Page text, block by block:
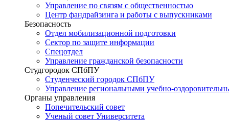
Управление по связям с общественностью
Центр фандрайзинга и работы с выпускниками
Безопасность
Отдел мобилизационной подготовки
Сектор по защите информации
Спецотдел
Управление гражданской безопасности
Студгородок СПбПУ
Студенческий городок СПбПУ
Управление региональными учебно-
Органы управления
Попечительский совет
Ученый совет Университета